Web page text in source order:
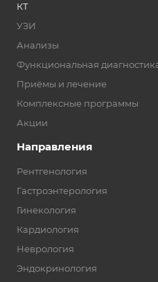
КТ
УЗИ
Анализы
Функциональная
Приёмы и лечение
Комплексные программы
Акции
Направления
Рентгенология
Гастроэнтерология
Гинекология
Кардиология
Неврология
Эндокринология